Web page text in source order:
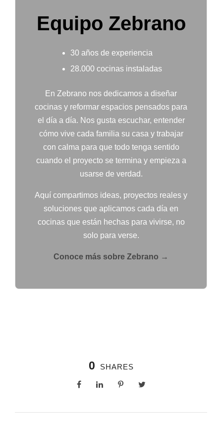
Equipo Zebrano
30 años de experiencia
28.000 cocinas instaladas
En Zebrano nos dedicamos a diseñar
cocinas y reformar espacios pensados para
el día a día. Nos gusta escuchar, entender
cómo vive cada familia su casa y trabajar
con calma para que todo tenga sentido
cuando el proyecto se termina y empieza a
usarse de verdad.
Aquí compartimos ideas, proyectos reales y
soluciones que aplicamos cada día en
cocinas que están hechas para vivirse, no
solo para verse.
Conoce más sobre Zebrano →
0 SHARES